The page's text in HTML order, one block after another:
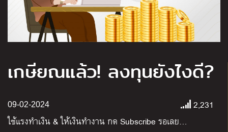
เกษียณแล้ว! ลงทุนยังไงดี?
09-02-2024
2,231
ใช้แรงทำเงิน&ให้เงินทำงาน กด Subscribe รอเลย…